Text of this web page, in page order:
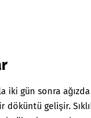
gün sonra ağızda
döküntü gelişir.